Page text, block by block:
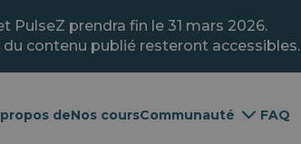
PulseZ prendra fin le 31 mars 2026.
contenu publié resteront accessibles.
deNos coursCommunauté FAQ